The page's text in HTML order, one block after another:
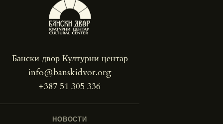
Бански двор Културни центар
info@banskidvor.org
+387 51 305 336
НОВОСТИ